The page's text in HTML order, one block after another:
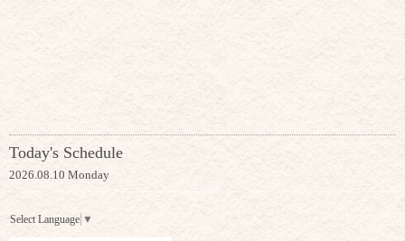
Today's Schedule
2026.08.10 Monday
Select Language ▼